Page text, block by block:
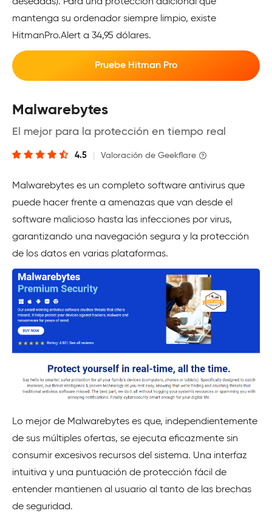
mantenga su ordenador siempre limpio, existe
HitmanPro.Alert a 34,95 dólares.
Pruebe Hitman Pro
Malwarebytes
El mejor para la protección en tiempo real
4.5 Valoración de Geekflare
Malwarebytes es un completo software antivirus que
puede hacer frente a amenazas que van desde el
software malicioso hasta las infecciones por virus,
garantizando una navegación segura y la protección
de los datos en varias plataformas.
Lo mejor de Malwarebytes es que, independientemente
de sus múltiples ofertas, se ejecuta eficazmente sin
consumir excesivos recursos del sistema. Una interfaz
intuitiva y una puntuación de protección fácil de
entender mantienen al usuario al tanto de las brechas
de seguridad.